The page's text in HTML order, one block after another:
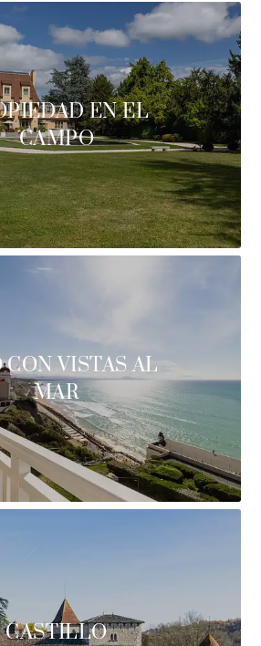
EN EL
CAMPO
CON VISTAS AL
MAR
CASTILLO